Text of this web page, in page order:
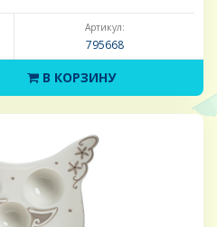
Артикул:
795668
В КОРЗИНУ